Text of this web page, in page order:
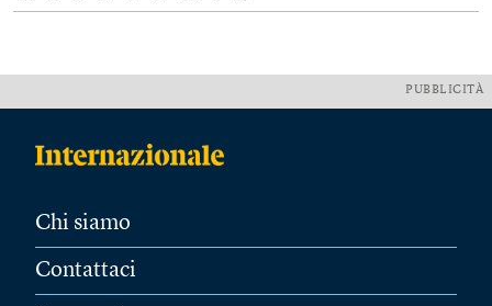
PUBBLICITÀ
Chi siamo
Contattaci